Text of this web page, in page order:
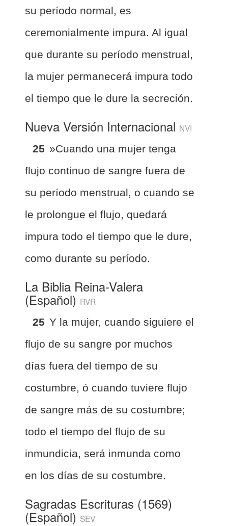
su período normal, es
ceremonialmente impura. Al igual
que durante su período menstrual,
la mujer permanecerá impura todo
el tiempo que le dure la secreción.
Nueva Versión Internacional NVI
25 »Cuando una mujer tenga
flujo continuo de sangre fuera de
su período menstrual, o cuando se
le prolongue el flujo, quedará
impura todo el tiempo que le dure,
como durante su período.
La Biblia Reina-Valera
(Español) RVR
25 Y la mujer, cuando siguiere el
flujo de su sangre por muchos
días fuera del tiempo de su
costumbre, ó cuando tuviere flujo
de sangre más de su costumbre;
todo el tiempo del flujo de su
inmundicia, será inmunda como
en los días de su costumbre.
Sagradas Escrituras (1569)
(Español) SEV